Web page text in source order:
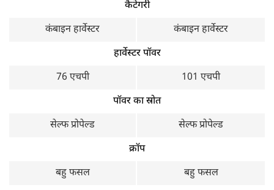
कैटेगरी
कंबाइन हार्वेस्टर
कंबाइन हार्वेस्टर
हार्वेस्टर पॉवर
76 एचपी
101 एचपी
पॉवर का स्रोत
सेल्फ प्रोपेल्ड
सेल्फ प्रोपेल्ड
क्रॉप
बहु फसल
बहु फसल